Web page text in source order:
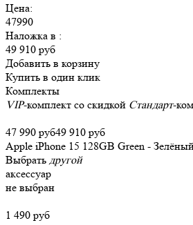
Цена:
47990
Наложка в :
49 910 руб
Добавить в корзину
Купить в один клик
Комплекты
VIP-комплект со скидкой Стандарт-
47 990 руб49 910 руб
Apple iPhone 15 128GB Green -
Выбрать другой
аксессуар
не выбран
1 490 руб